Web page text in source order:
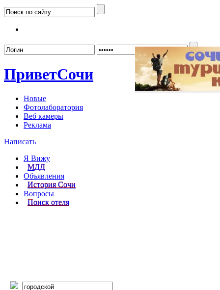
ПриветСочи
Новые
Фотолаборатория
Веб камеры
Реклама
Написать
Я Вижу
МДД
Объявления
История Сочи
Вопросы
Поиск отеля